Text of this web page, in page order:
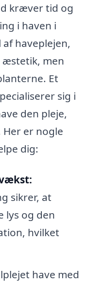
kræver tid og
i haven i
af haveplejen,
æstetik, men
Et
sig i
den pleje,
er nogle
dig:
sikrer, at
lys og den
hvilket
have med